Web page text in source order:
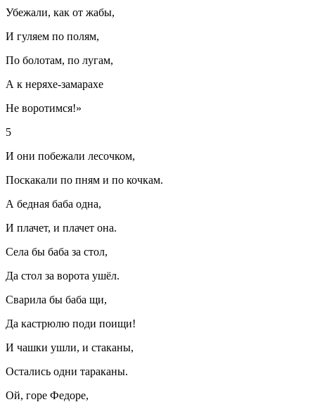
Убежали, как от жабы,
И гуляем по полям,
По болотам, по лугам,
А к неряхе-замарахе
Не воротимся!»
5
И они побежали лесочком,
Поскакали по пням и по кочкам.
А бедная баба одна,
И плачет, и плачет она.
Села бы баба за стол,
Да стол за ворота ушёл.
Сварила бы баба щи,
Да кастрюлю поди поищи!
И чашки ушли, и стаканы,
Остались одни тараканы.
Ой, горе Федоре,